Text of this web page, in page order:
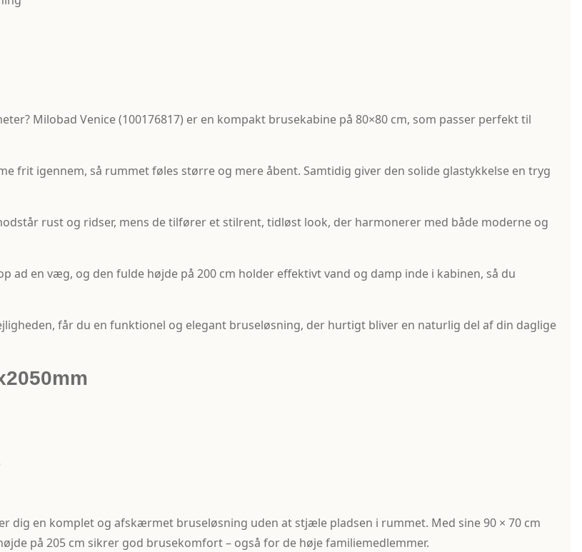
Milobad Venice (100176817) er en kompakt brusekabine på 80×80 cm, som passer perfekt til
frit igennem, så rummet føles større og mere åbent. Samtidig giver den solide glastykkelse en tryg
rust og ridser, mens de tilfører et stilrent, tidløst look, der harmonerer med både moderne og
ad en væg, og den fulde højde på 200 cm holder effektivt vand og damp inde i kabinen, så du
får du en funktionel og elegant bruseløsning, der hurtigt bliver en naturlig del af din daglige
dig en komplet og afskærmet bruseløsning uden at stjæle pladsen i rummet. Med sine 90 × 70 cm
på 205 cm sikrer god brusekomfort – også for de høje familiemedlemmer.